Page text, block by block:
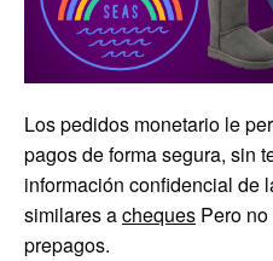
Los pedidos monetario le
pagos de forma segura, sin
información confidencial de
similares acheques Pero
prepagos.